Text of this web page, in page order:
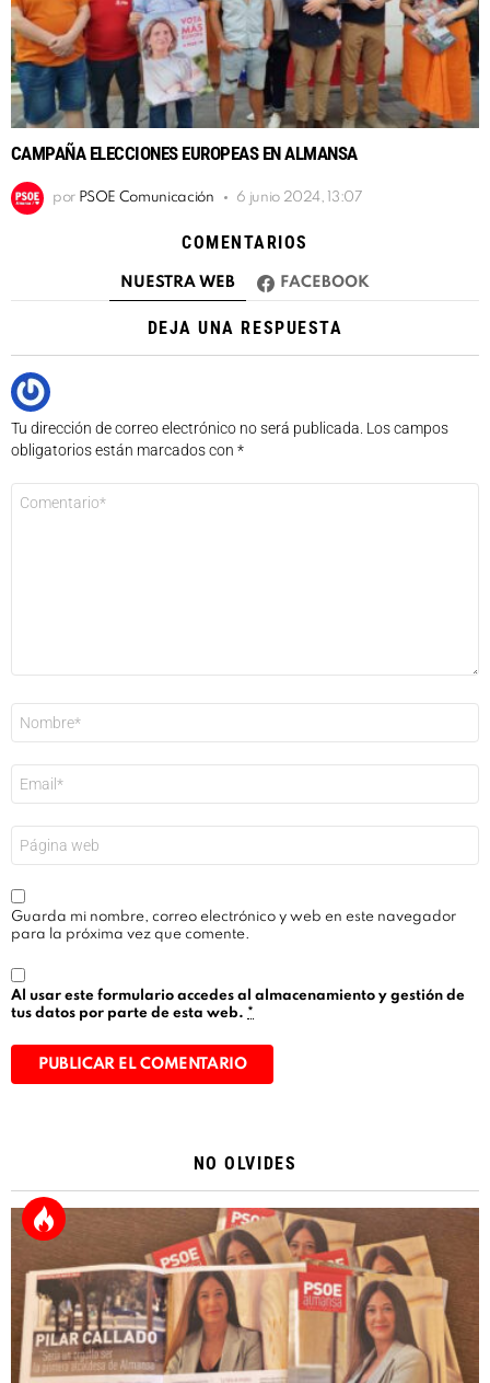
CAMPAÑA ELECCIONES EUROPEAS EN ALMANSA
por PSOE Comunicación 6 junio 2024, 13:07
COMENTARIOS
NUESTRA WEB FACEBOOK
DEJA UNA RESPUESTA
Tu dirección de correo electrónico no será publicada. Los campos
obligatorios están marcados con *
electrónico
*
Guarda mi nombre, correo electrónico y web en este navegador
para la próxima vez que comente.
Al usar este formulario accedes al almacenamiento y gestión de
tus datos por parte de esta web. *
NO OLVIDES